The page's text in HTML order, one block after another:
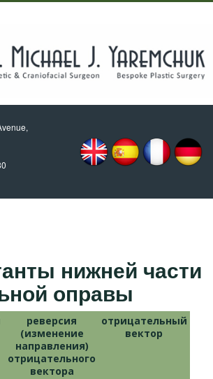
нижней части
оправы
отрицательный
вектор
реверсия
(изменение
направления)
отрицательного
вектора